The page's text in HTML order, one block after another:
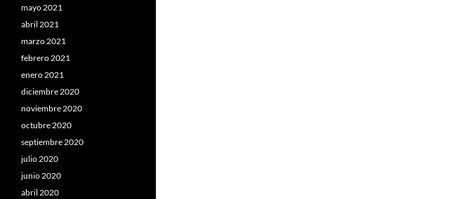
mayo 2021
abril 2021
marzo 2021
febrero 2021
enero 2021
diciembre 2020
noviembre 2020
octubre 2020
septiembre 2020
julio 2020
junio 2020
abril 2020